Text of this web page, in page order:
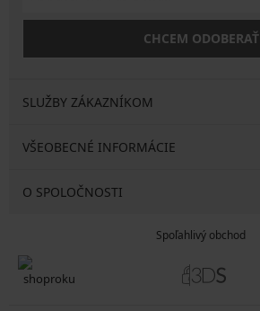
CHCEM ODOBERAŤ
SLUŽBY ZÁKAZNÍKOM
VŠEOBECNÉ INFORMÁCIE
O SPOLOČNOSTI
Spoľahlivý obchod